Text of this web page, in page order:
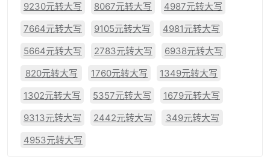
9230元转大写
8067元转大写
4987元转大写
7664元转大写
9105元转大写
4981元转大写
5664元转大写
2783元转大写
6938元转大写
820元转大写
1760元转大写
1349元转大写
1302元转大写
5357元转大写
1679元转大写
9313元转大写
2442元转大写
349元转大写
4953元转大写